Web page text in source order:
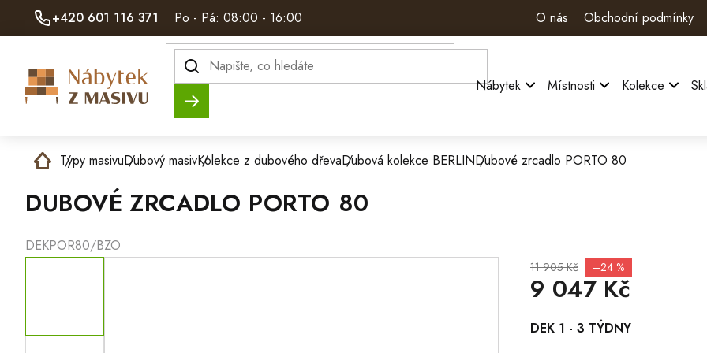
+420 601 116 371 Po - Pá: 08:00 - 16:00 O nás Obchodní podmínky
Hledat Nábytek Místnosti Kolekce
DomůTypy masivuDubový masivKolekce z dubového dřevaDubová kolekce BERLINDubové zrcadlo PORTO 80
DUBOVÉ ZRCADLO PORTO 80
DEKPOR80/BZO
11 905 Kč –24 %
9 047 Kč
cena:
DEK 1 - 3 TÝDNY